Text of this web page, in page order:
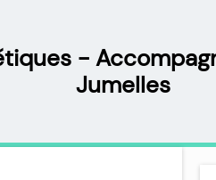
-
Jumelles